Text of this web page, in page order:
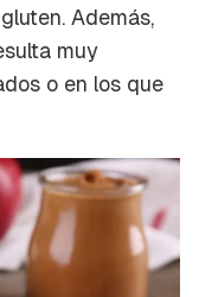
Además,
muy
o en los que